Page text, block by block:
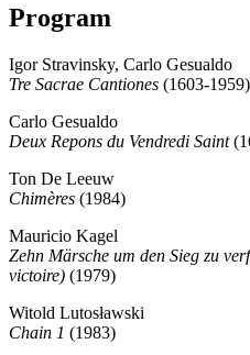
Program
Igor Stravinsky, Carlo Gesualdo
Tre Sacrae Cantiones (1603-1959)
Carlo Gesualdo
Deux Repons du Vendredi Saint
Ton De Leeuw
Chimères (1984)
Mauricio Kagel
Zehn Märsche um den Sieg zu
victoire) (1979)
Witold Lutosławski
Chain 1 (1983)